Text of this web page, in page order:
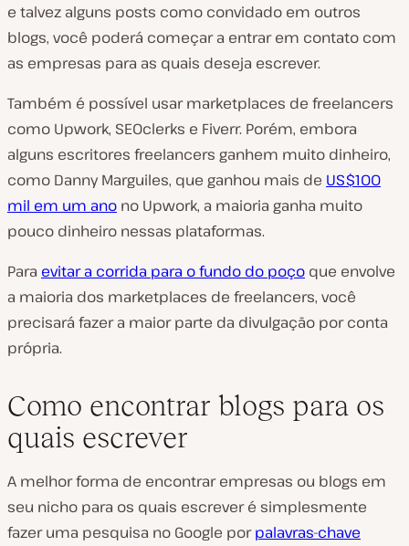
e talvez alguns posts como convidado em outros
blogs, você poderá começar a entrar em contato com
as empresas para as quais deseja escrever.
Também é possível usar marketplaces de freelancers
como Upwork, SEOclerks e Fiverr. Porém, embora
alguns escritores freelancers ganhem muito dinheiro,
como Danny Marguiles, que ganhou mais de US$100
mil em um ano no Upwork, a maioria ganha muito
pouco dinheiro nessas plataformas.
Para evitar a corrida para o fundo do poço que envolve
a maioria dos marketplaces de freelancers, você
precisará fazer a maior parte da divulgação por conta
própria.
Como encontrar blogs para os
quais escrever
A melhor forma de encontrar empresas ou blogs em
seu nicho para os quais escrever é simplesmente
fazer uma pesquisa no Google porpalavras-chave